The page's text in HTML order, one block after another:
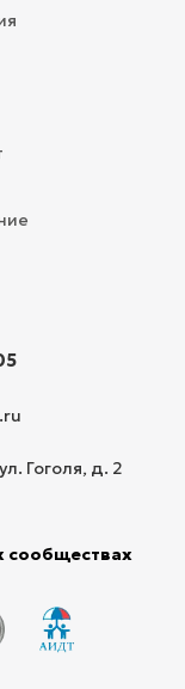
Гоголя, д. 2
сообществах